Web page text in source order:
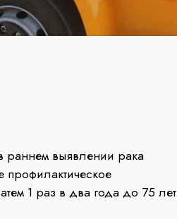
раннем выявлении рака
1 раз в два года до 75 лет